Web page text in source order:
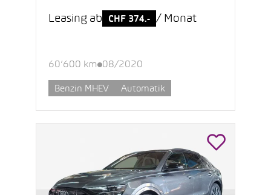
Leasing ab CHF 374.- / Monat
60’600 km 08/2020
Benzin MHEV Automatik